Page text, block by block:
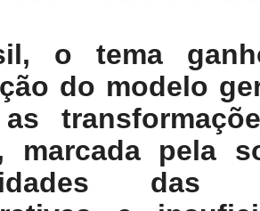
o tema
do modelo
as
marcada pela
das